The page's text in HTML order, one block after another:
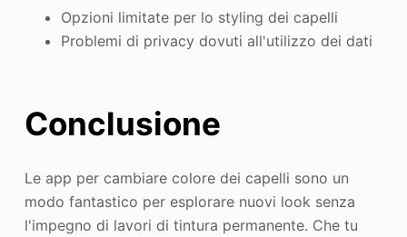
Opzioni limitate per lo styling dei capelli
Problemi di privacy dovuti all'utilizzo dei dati
Conclusione
Le app per cambiare colore dei capelli sono un
modo fantastico per esplorare nuovi look senza
l'impegno di lavori di tintura permanente. Che tu